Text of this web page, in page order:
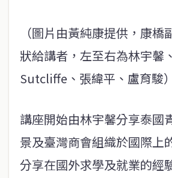
（圖片由黃純康提供，康橋
狀給講者，左至右為林宇馨
Sutcliffe、張緯平、盧育駿）
講座開始由林宇馨分享泰國
景及臺灣商會組織於國際上
分享在國外求學及就業的經